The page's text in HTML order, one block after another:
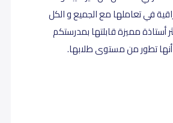
في تعاملها مع الجميع و الكل
أستاذة مميزة قابلتها بمدرستكم
تطور من مستوى طلابها.